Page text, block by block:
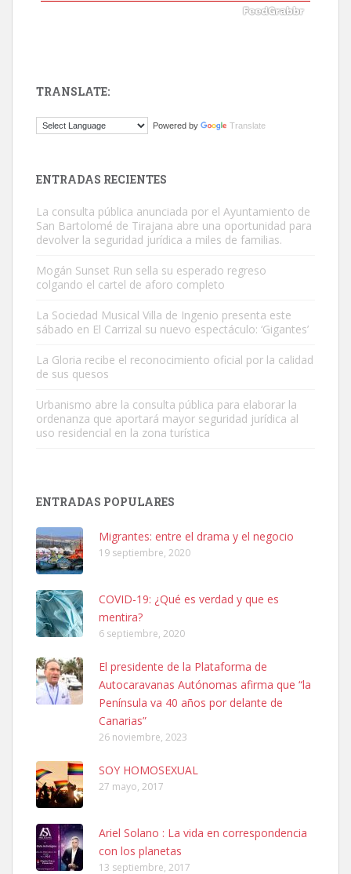
El ayuntamiento se va a llevar a Los Gatos callejeros de la zona los
Este gato macho ha aparecido en la calle hace menos de un mes,
Leales.org » Gran Canaria | 9.7.2025
Busco adopción responsable para mi perra. Pastor alemán,
hembra, 4 años. Por motivos personales ...
Leales.org » Gran Canaria | 6.7.2025
SHIBA PERDIDO AVDA JOSE MESA Y LOPEZ
PERRO MACHO RAZA SHIBA CON MICROCHIP PERDIDO HOY
06/07/2025 ZONA MESA Y LOPEZ. ES MUY ASUSTADIZO
El día 5 se los perdió una ninfa papillera, asustada tiene miedo a la
Leales.org » Gran Canaria
TRANSLATE:
Powered by Translate
ENTRADAS RECIENTES
La consulta pública anunciada por el Ayuntamiento de
San Bartolomé de Tirajana abre una oportunidad para
devolver la seguridad jurídica a miles de familias.
Mogán Sunset Run sella su esperado regreso
colgando el cartel de aforo completo
La Sociedad Musical Villa de Ingenio presenta este
sábado en El Carrizal su nuevo espectáculo: ‘Gigantes’
La Gloria recibe el reconocimiento oficial por la calidad
de sus quesos
Urbanismo abre la consulta pública para elaborar la
ordenanza que aportará mayor seguridad jurídica al
uso residencial en la zona turística
ENTRADAS POPULARES
Migrantes: entre el drama y el negocio
19 septiembre, 2020
COVID-19: ¿Qué es verdad y que es
mentira?
6 septiembre, 2020
El presidente de la Plataforma de
Autocaravanas Autónomas afirma que “la
Península va 40 años por delante de
Canarias”
26 noviembre, 2023
SOY HOMOSEXUAL
27 mayo, 2017
Ariel Solano : La vida en correspondencia
con los planetas
13 septiembre, 2017